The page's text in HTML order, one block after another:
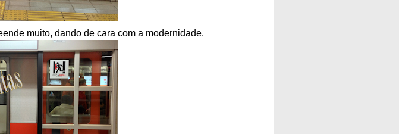
muito, dando de cara com a modernidade.